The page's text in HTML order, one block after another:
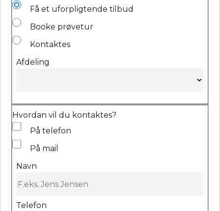
Få et uforpligtende tilbud
Booke prøvetur
Kontaktes
Afdeling
Hvordan vil du kontaktes?
På telefon
På mail
Navn
Telefon